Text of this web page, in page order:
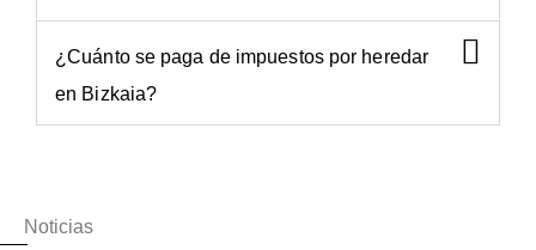
¿Cuánto se paga de impuestos por heredar
en Bizkaia?
Noticias